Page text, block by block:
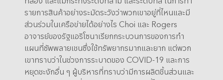
รายการสินค้าอย่างระมัดระวังว่าพวกเขาอยู่ที่ไหนและมี
ส่วนร่วมในเครือข่ายได้อย่างไร Choi และ Rogers
อาจารย์ของรัฐแอริโซนาเรียกกระบวนการของการทำ
แผนที่ซัพพลายเชนซึ่งใช้ทรัพยากรมากและยาก แต่พวก
เขาทราบว่าในช่วงการระบาดของ COVID-19 และการ
หยุดชะงักอื่น ๆ ผู้บริหารที่ทราบว่ามีการผลิตชิ้นส่วนและ